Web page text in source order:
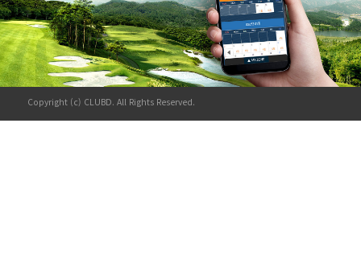
Copyright (c) CLUBD. All Rights Reserved.